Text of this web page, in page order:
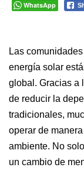
WhatsApp
Las
energía solar
global. Gracias a
de reducir la
tradicionales,
operar de
ambiente. No
un cambio de